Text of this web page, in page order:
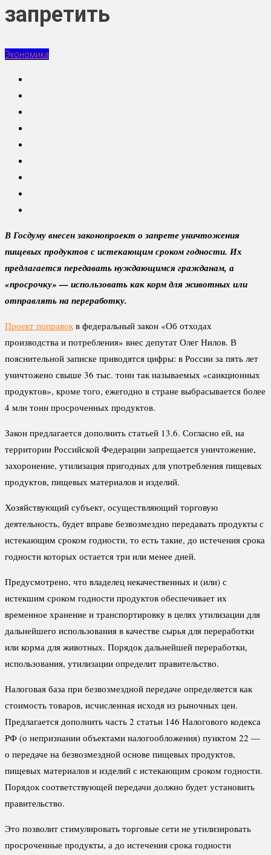
запретить
Экономика
В Госдуму внесен законопроект о запрете уничтожения
пищевых продуктов с истекающим сроком годности. Их
предлагается передавать нуждающимся гражданам, а
«просрочку» — использовать как корм для животных или
отправлять на переработку.
Проект поправок в федеральный закон «Об отходах
производства и потребления» внес депутат Олег Нилов. В
пояснительной записке приводятся цифры: в России за пять лет
уничтожено свыше 36 тыс. тонн так называемых «санкционных
продуктов», кроме того, ежегодно в стране выбрасывается более
4 млн тонн просроченных продуктов.
Закон предлагается дополнить статьей 13.6. Согласно ей, на
территории Российской Федерации запрещается уничтожение,
захоронение, утилизация пригодных для употребления пищевых
продуктов, пищевых материалов и изделий.
Хозяйствующий субъект, осуществляющий торговую
деятельность, будет вправе безвозмездно передавать продукты с
истекающим сроком годности, то есть такие, до истечения срока
годности которых остается три или менее дней.
Предусмотрено, что владелец некачественных и (или) с
истекшим сроком годности продуктов обеспечивает их
временное хранение и транспортировку в целях утилизации для
дальнейшего использования в качестве сырья для переработки
или корма для животных. Порядок дальнейшей переработки,
использования, утилизации определит правительство.
Налоговая база при безвозмездной передаче определяется как
стоимость товаров, исчисленная исходя из рыночных цен.
Предлагается дополнить часть 2 статьи 146 Налогового кодекса
РФ (о непризнании объектами налогообложения) пунктом 22 —
о передаче на безвозмездной основе пищевых продуктов,
пищевых материалов и изделий с истекающим сроком годности.
Порядок соответствующей передачи должно будет установить
правительство.
Это позволит стимулировать торговые сети не утилизировать
просроченные продукты, а до истечения срока годности